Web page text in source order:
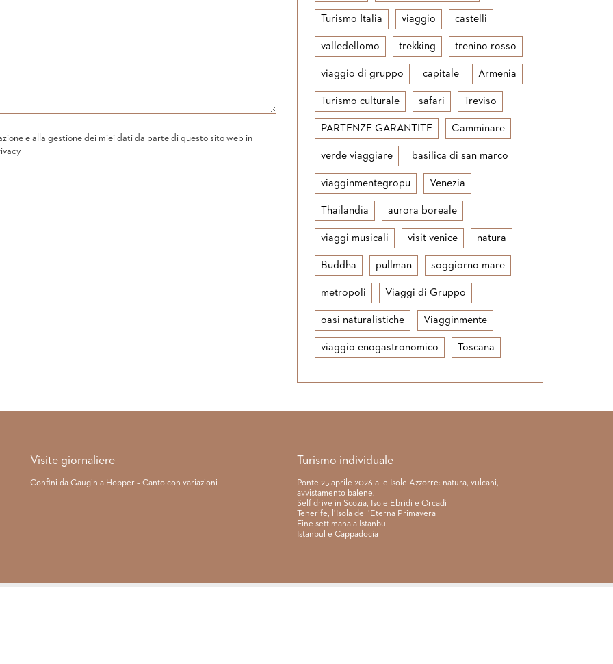
e alla gestione dei miei dati da parte di questo sito web in
Turismo Italia viaggio castelli
valledellomo trekking trenino rosso
viaggio di gruppo capitale Armenia
Turismo culturale safari Treviso
PARTENZE GARANTITE Camminare
verde viaggiare basilica di san marco
viagginmentegropu Venezia
Thailandia aurora boreale
viaggi musicali visit venice natura
Buddha pullman soggiorno mare
metropoli Viaggi di Gruppo
oasi naturalistiche Viagginmente
viaggio enogastronomico Toscana
Visite giornaliere
Confini da Gaugin a Hopper – Canto con variazioni
Turismo individuale
Ponte 25 aprile 2026 alle Isole Azzorre: natura, vulcani,
avvistamento balene.
Self drive in Scozia, Isole Ebridi e Orcadi
Tenerife, l’Isola dell’Eterna Primavera
Fine settimana a Istanbul
Istanbul e Cappadocia